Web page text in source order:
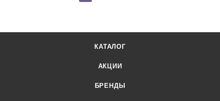
КАТАЛОГ
АКЦИИ
БРЕНДЫ